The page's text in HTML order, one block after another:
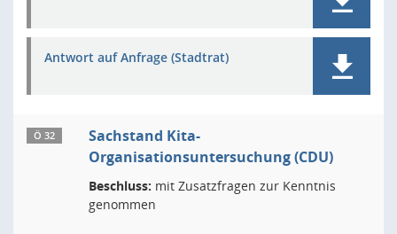
Antwort auf Anfrage (Stadtrat)
Ö 32
Sachstand Kita-
Organisationsuntersuchung (CDU)
Beschluss: mit Zusatzfragen zur Kenntnis
genommen